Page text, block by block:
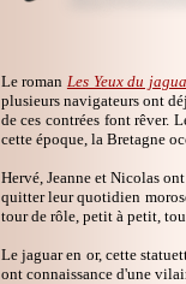
Le roman Les Yeux du
plusieurs navigateurs ont
de ces contrées font rêver.
cette époque, la Bretagne
Hervé, Jeanne et Nicolas
quitter leur quotidien
tour de rôle, petit à petit,
Le jaguar en or, cette
ont connaissance d'une